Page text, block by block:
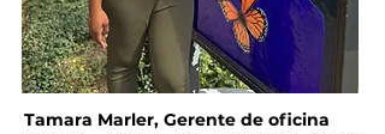
Tamara Marler, Gerente de oficina